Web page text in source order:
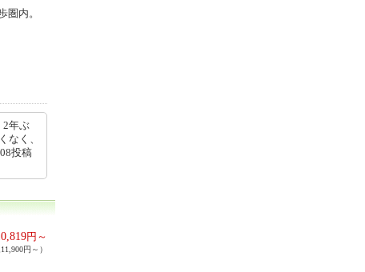
圏内。
2年ぶ
なく、
投稿
円～
円～）